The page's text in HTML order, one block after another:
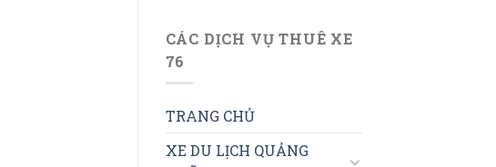
CÁC DỊCH VỤ THUÊ XE
76
TRANG CHỦ
XE DU LỊCH QUẢNG